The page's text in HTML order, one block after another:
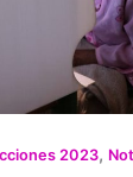
2023,